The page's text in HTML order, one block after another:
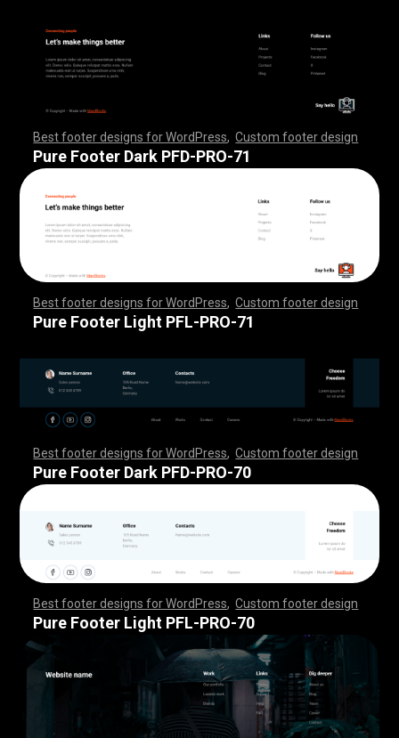
Best footer designs for WordPress ,Custom footer design
,,,,,,,,,,,,,,,,,,,,,,,,,,,,,,,,,,,,, ,,,,,,,,,,,,,,,,,,,,,,,,
,,,,,,,,,,,,,,,,,,,,,,,,,,,,,,,,,,,,, ,,,,,,,,,,,,,,,,,,,,,,,,
,,,,,,,,
Pure Footer Dark PFD-PRO-71
Best footer designs for WordPress ,Custom footer design
,,,,,,,,,,,,,,,,,,,,,,,,,,,,,,,,,,,,, ,,,,,,,,,,,,,,,,,,,,,,,,
,,,,,,,,,,,,,,,,,,,,,,,,,,,,,,,,,,,,, ,,,,,,,,,,,,,,,,,,,,,,,,
,,,,,,,,
Pure Footer Light PFL-PRO-71
Best footer designs for WordPress ,Custom footer design
,,,,,,,,,,,,,,,,,,,,,,,,,,,,,,,,,,,,, ,,,,,,,,,,,,,,,,,,,,,,,,
,,,,,,,,,,,,,,,,,,,,,,,,,,,,,,,,,,,,, ,,,,,,,,,,,,,,,,,,,,,,,,
,,,,,,,,
Pure Footer Dark PFD-PRO-70
Best footer designs for WordPress ,Custom footer design
,,,,,,,,,,,,,,,,,,,,,,,,,,,,,,,,,,,,, ,,,,,,,,,,,,,,,,,,,,,,,,
,,,,,,,,,,,,,,,,,,,,,,,,,,,,,,,,,,,,, ,,,,,,,,,,,,,,,,,,,,,,,,
,,,,,,,,
Pure Footer Light PFL-PRO-70